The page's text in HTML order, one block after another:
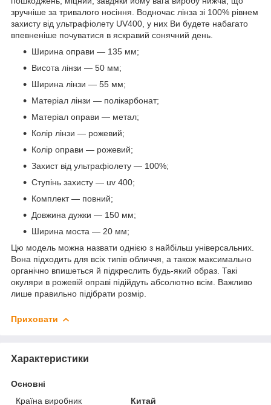
зручніше за тривалого носіння. Водночас лінза зі 100% рівнем
захисту від ультрафіолету UV400, у них Ви будете набагато
впевненіше почуватися в яскравий сонячний день.
Ширина оправи — 135 мм;
Висота лінзи — 50 мм;
Ширина лінзи — 55 мм;
Матеріал лінзи — полікарбонат;
Матеріал оправи — метал;
Колір лінзи — рожевий;
Колір оправи — рожевий;
Захист від ультрафіолету — 100%;
Ступінь захисту — uv 400;
Комплект — повний;
Довжина дужки — 150 мм;
Ширина моста — 20 мм;
Цю модель можна назвати однією з найбільш універсальних.
Вона підходить для всіх типів обличчя, а також максимально
органічно впишеться й підкреслить будь-який образ. Такі
окуляри в рожевій оправі підійдуть абсолютно всім. Важливо
лише правильно підібрати розмір.
Приховати
Характеристики
Основні
Країна виробник
Китай